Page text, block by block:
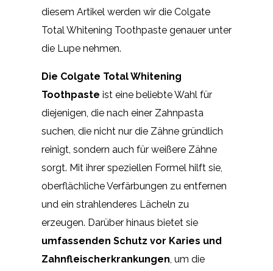
diesem Artikel werden wir die Colgate
Total Whitening Toothpaste genauer unter
die Lupe nehmen.
Die Colgate Total Whitening
Toothpaste ist eine beliebte Wahl für
diejenigen, die nach einer Zahnpasta
suchen, die nicht nur die Zähne gründlich
reinigt, sondern auch für weißere Zähne
sorgt. Mit ihrer speziellen Formel hilft sie,
oberflächliche Verfärbungen zu entfernen
und ein strahlenderes Lächeln zu
erzeugen. Darüber hinaus bietet sie
umfassenden Schutz vor Karies und
Zahnfleischerkrankungen, um die